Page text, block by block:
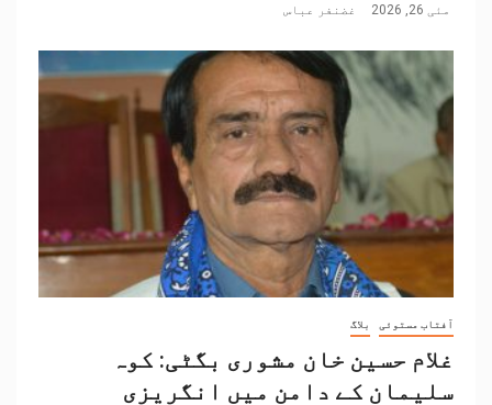
مئی 26, 2026 غضنفر عباس
آفتاب مستوئی بلاگ
غلام حسین خان مشوری بگٹی: کوہ
سلیمان کے دامن میں انگریزی